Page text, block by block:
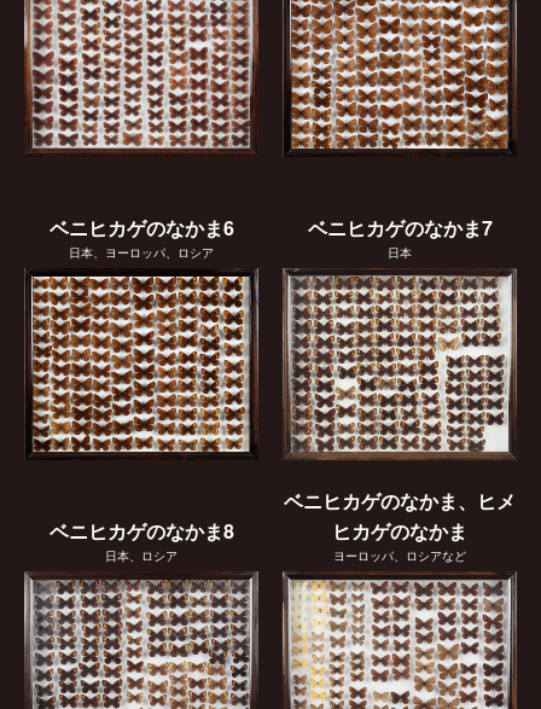
ベニヒカゲのなかま6
日本、ヨーロッパ、ロシア
ベニヒカゲのなかま7
日本
ベニヒカゲのなかま8
日本、ロシア
ベニヒカゲのなかま、ヒメ
ヒカゲのなかま
ヨーロッパ、ロシアなど